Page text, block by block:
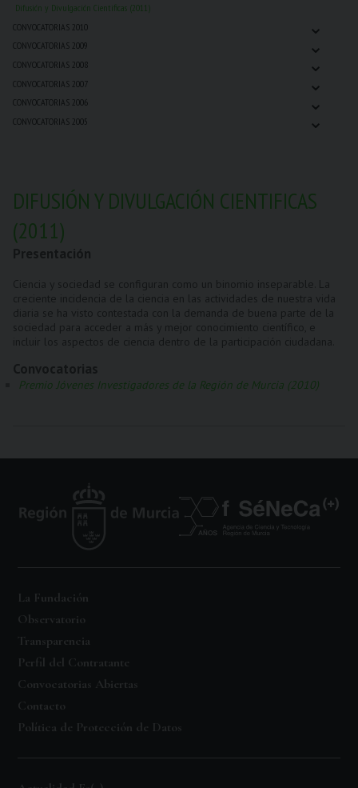
Difusión y Divulgación Cientificas (2011)
CONVOCATORIAS 2010
⌄
CONVOCATORIAS 2009 ⌄
CONVOCATORIAS 2008 ⌄
CONVOCATORIAS 2007 ⌄
CONVOCATORIAS 2006 ⌄
CONVOCATORIAS 2005 ⌄
DIFUSIÓN Y DIVULGACIÓN CIENTIFICAS
(2011)
Premio Jóvenes Investigadores de la Región de Murcia (2010)
La Fundación
Observatorio
Transparencia
Perfil del Contratante
Convocatorias Abiertas
Contacto
Política de Protección de Datos